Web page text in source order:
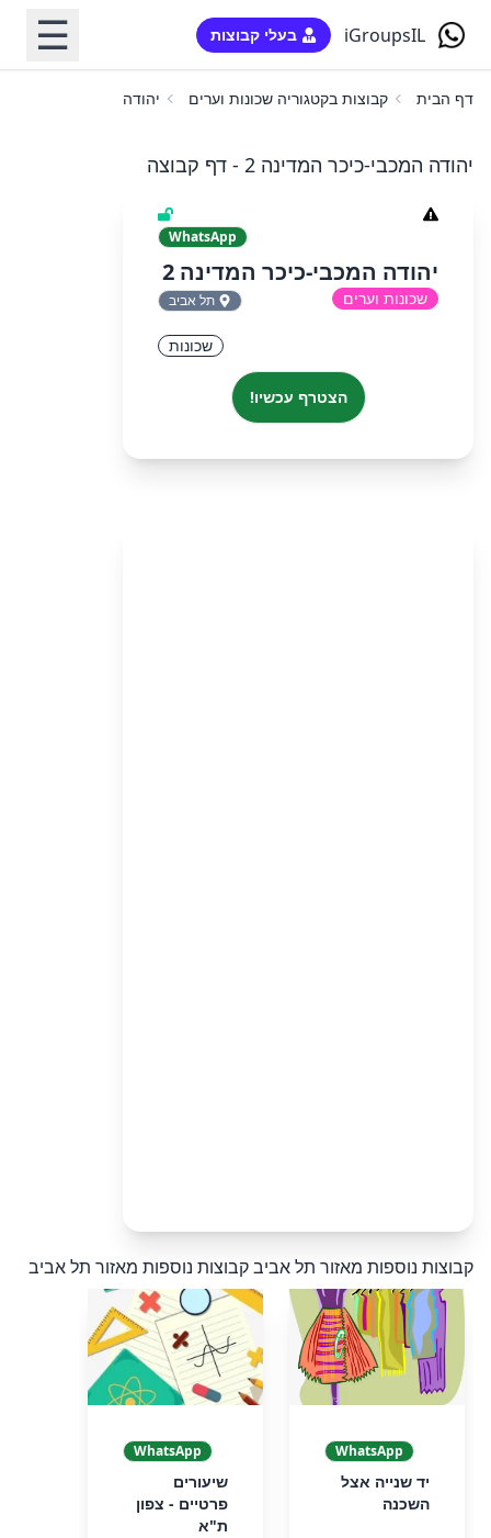
iGroupsIL בעלי קבוצות ☰
דף הבית קבוצות בקטגוריה שכונות וערים יהודה המכבי-כיכר
יהודה המכבי-כיכר המדינה 2 - דף קבוצה
WhatsApp
יהודה המכבי-כיכר המדינה 2
שכונות וערים תל אביב
שכונות
הצטרף עכשיו!
קבוצות נוספות מאזור תל אביבקבוצות נוספות מאזור תל אביב
WhatsApp
יד שנייה אצל
השכנה
WhatsApp
שיעורים
פרטיים - צפון
ת"א